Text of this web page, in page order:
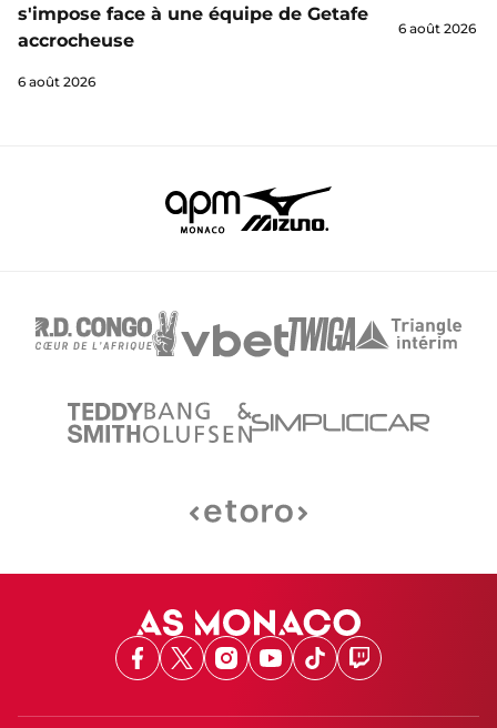
s'impose face à une équipe de Getafe
accrocheuse
6 août 2026
6 août 2026
Facebook
X Instagram
Youtube
TikTokTwitch